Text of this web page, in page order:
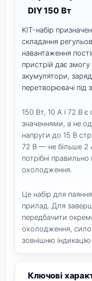
DIY 150 Вт
KIT-набір
складання
навантаження
пристрій дає
акумулятори,
перетворювачі
150 Вт, 10 А і 72 В
значеннями, а не
напруги до 15 В
72 В — не більше 2
потрібні правильно
охолодження.
Це набір для
прилад. Для
передбачити
охолодження,
зовнішню індикацію
Ключові